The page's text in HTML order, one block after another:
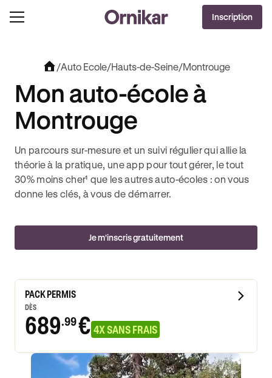
OFFRE EXCLUSIVE
OFFERTS AVEC REVOLUT + 3 MOIS DEEZER PREMIUM OFFERTS* !J'EN PROFITE !
Inscription
/Auto Ecole/Hauts-de-Seine/Montrouge
Mon auto-école à
Montrouge
Un parcours sur-mesure et un suivi régulier qui allie la
théorie à la pratique, une app pour tout gérer, le tout
30% moins cher¹ que les autres auto-écoles : on vous
donne les clés, à vous de démarrer.
Je m'inscris gratuitement
PACK PERMIS
DÈS
689.99€ 4X SANS FRAIS